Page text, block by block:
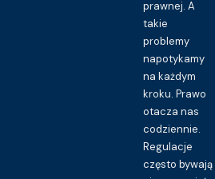
prawnej. A
takie
problemy
napotykamy
na każdym
kroku. Prawo
otacza nas
codziennie.
Regulacje
często bywają